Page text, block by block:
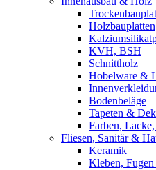
Holzbauplatten
KVH, BSH
Schnittholz
Hobelware &
Bodenbeläge
Tapeten &
Farben,
Fliesen, Sanitär &
Keramik
Kleben,